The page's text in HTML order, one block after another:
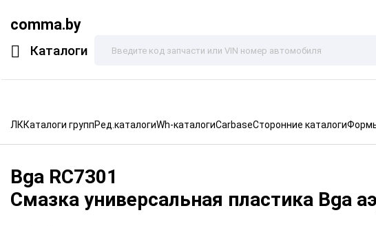
comma.by
Каталоги
ЛККаталоги группРед.каталогиWh-каталогиCarbaseСторонние каталоги
Bga RC7301
Смазка универсальная пластика Bga